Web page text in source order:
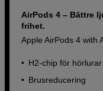
AirPods 4 – Bättre
frihet.
Apple AirPods 4 with
H2-chip för hörlurar
Brusreducering